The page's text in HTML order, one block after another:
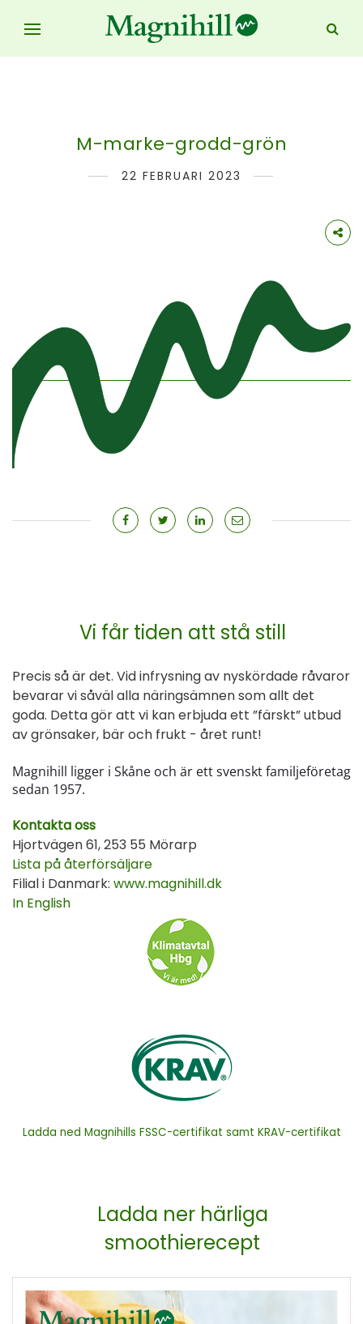
M-marke-grodd-grön
22 FEBRUARI 2023
Vi får tiden att stå still
Precis så är det. Vid infrysning av nyskördade råvaror
bevarar vi såväl alla näringsämnen som allt det
goda. Detta gör att vi kan erbjuda ett ”färskt” utbud
av grönsaker, bär och frukt - året runt!
Magnihill ligger i Skåne och är ett svenskt familjeföretag
sedan 1957.
Kontakta oss
Hjortvägen 61, 253 55 Mörarp
Lista på återförsäljare
Filial i Danmark: www.magnihill.dk
In English
Ladda ned Magnihills FSSC-certifikat samt KRAV-certifikat
Ladda ner härliga
smoothierecept